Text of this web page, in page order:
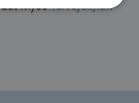
myösTerveyskylän